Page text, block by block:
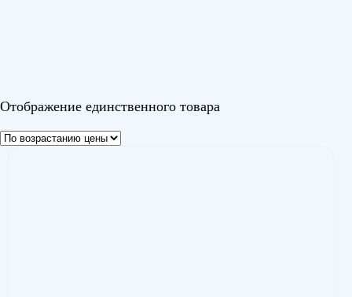
Отображение единственного товара